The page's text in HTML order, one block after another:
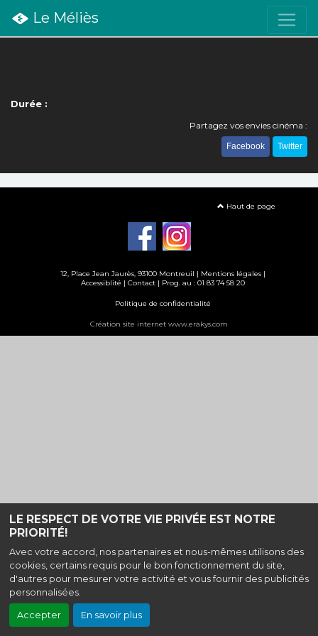
LE RESPECT DE VOTRE VIE PRIVÉE EST NOTRE
PRIORITÉ!
Avec votre accord, nos partenaires et nous-mêmes utilisons des
cookies, certains requis pour le bon fonctionnement du site,
d'autres pour mesurer votre activité et vous fournir des publicités
personnalisées.
Accepter En savoir plus
Le Méliès
Durée :
Partagez vos envies cinéma :
Facebook Twitter
Haut de page
12, Place Jean Jaurès, 93100 Montreuil | Mentions légales|
Accessiblité | Contact| Prog. au : 01 83 74 58 20
Politique de confidentialité
Création site internet www.erakys.com